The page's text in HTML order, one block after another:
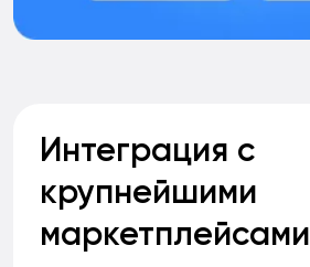
Интеграция с
крупнейшими
маркетплейсами